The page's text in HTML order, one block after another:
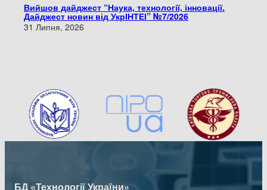
Вийшов дайджест “Наука, технології, інновації.
Дайджест новин від УкрІНТЕІ” №7/2026
31 Липня, 2026
БД «Технології України»